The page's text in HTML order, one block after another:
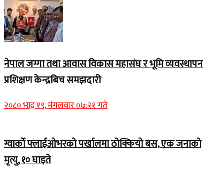
नेपाल जग्गा तथा आवास विकास महासंघ र भूमि व्यवस्थापन
प्रशिक्षण केन्द्रबिच समझदारी
२०८० भाद्र १९, मंगलवार ०७:२१ गते
ग्वार्को फ्लाईओभरको पर्खालमा ठोक्कियो बस, एक जनाको
मृत्यु, १० घाइते